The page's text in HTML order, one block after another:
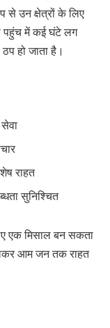
से उन क्षेत्रों के लिए
पहुंच में कई घंटे लग
हो जाता है।
राहत
सुनिश्चित
एक मिसाल बन सकता
आम जन तक राहत